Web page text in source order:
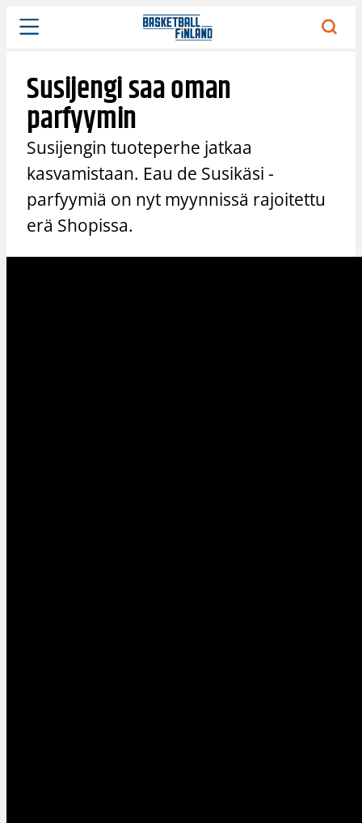
Siirry
sisältöön
Susijengi saa oman
parfyymin
Susijengin tuoteperhe jatkaa
kasvamistaan. Eau de Susikäsi -
parfyymiä on nyt myynnissä rajoitettu
erä Shopissa.